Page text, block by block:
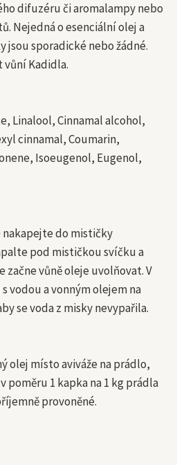
difuzéru či aromalampy nebo
Nejedná o esenciální olej a
sporadické nebo žádné.
Kadidla.
Linalool, Cinnamal alcohol,
cinnamal, Coumarin,
Isoeugenol, Eugenol,
nakapejte do mističky
pod mističkou svíčku a
začne vůně oleje uvolňovat. V
vodou a vonným olejem na
se voda z misky nevypařila.
olej místo aviváže na prádlo,
poměru 1 kapka na 1 kg prádla
provoněné.